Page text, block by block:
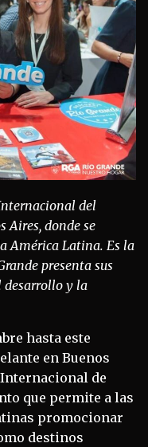
del
Aires, donde se
América Latina. Es la
presenta sus
desarrollo y la
hasta este
en Buenos
de
que permite a las
promocionar
destinos